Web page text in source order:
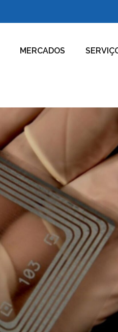
MERCADOS